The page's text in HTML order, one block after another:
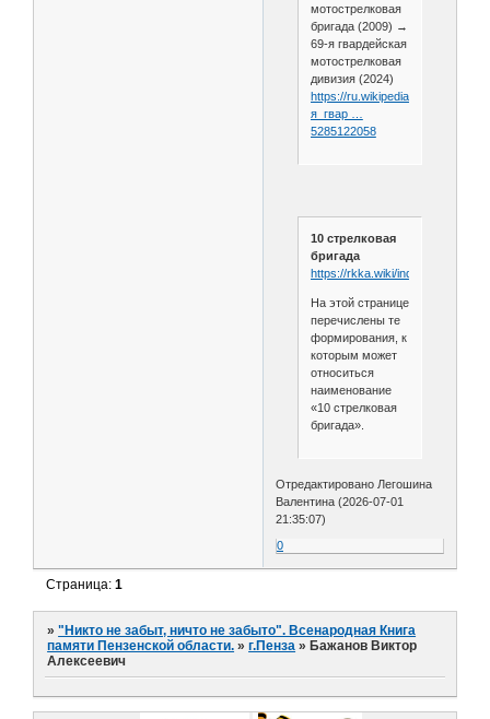
мотострелковая
бригада (2009) →
69-я гвардейская
мотострелковая
дивизия (2024)
https://ru.wikipedia.org/wiki/45-
я_гвар …
5285122058
10 стрелковая
бригада
https://rkka.wiki/index.php/
На этой странице
перечислены те
формирования, к
которым может
относиться
наименование
«10 стрелковая
бригада».
Отредактировано Легошина
Валентина (2026-07-01
21:35:07)
0
Страница:1
»"Никто не забыт, ничто не забыто". Всенародная Книга
памяти Пензенской области. »г.Пенза »Бажанов Виктор
Алексеевич